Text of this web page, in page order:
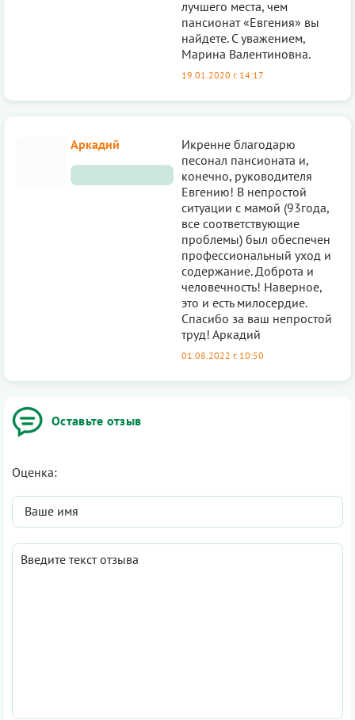
Оставьте отзыв
Оценка:
лучшего места, чем
пансионат «Евгения» вы
найдете. С уважением,
Марина Валентиновна.
19.01.2020 г. 14:17
Аркадий
Икренне благодарю
песонал пансионата и,
конечно, руководителя
Евгению! В непростой
ситуации с мамой (93года,
все соответствующие
проблемы) был обеспечен
профессиональный уход и
содержание. Доброта и
человечность! Наверное,
это и есть милосердие.
Спасибо за ваш непростой
труд! Аркадий
01.08.2022 г. 10:50